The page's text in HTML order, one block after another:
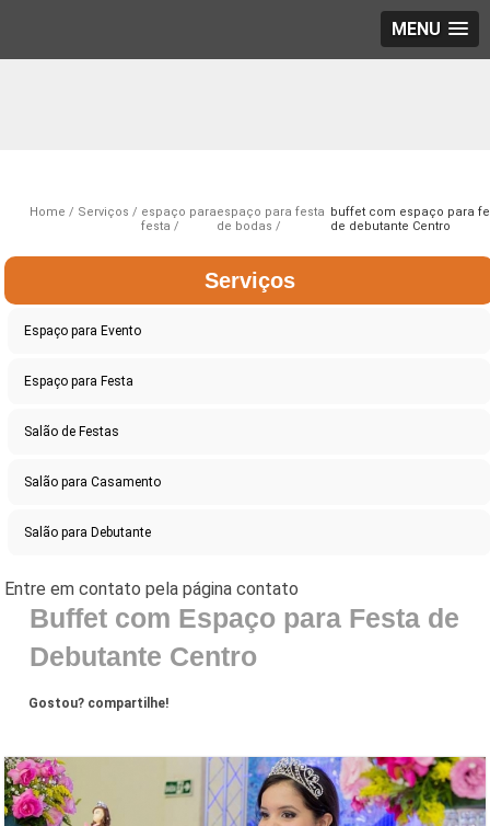
MENU
Home Serviços
espaço para
festa
espaço para festa
de bodas
buffet com espaço para
de debutante Centro
Serviços
Espaço para Evento
Espaço para Festa
Salão de Festas
Salão para Casamento
Salão para Debutante
Buffet com Espaço para Festa de
Debutante Centro
Gostou? compartilhe!